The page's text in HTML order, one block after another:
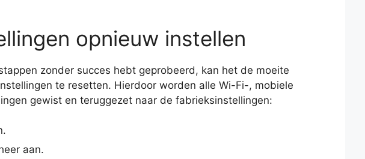
opnieuw instellen
zonder succes hebt geprobeerd, kan het de moeite
te resetten. Hierdoor worden alle Wi-Fi-, mobiele
gewist en teruggezet naar de fabrieksinstellingen:
aan.